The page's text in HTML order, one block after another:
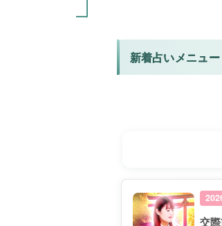
新着占いメニュー
交